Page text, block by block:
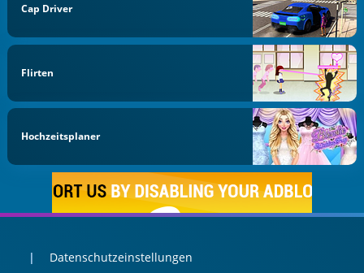
Cap Driver
Flirten
Hochzeitsplaner
Datenschutzeinstellungen